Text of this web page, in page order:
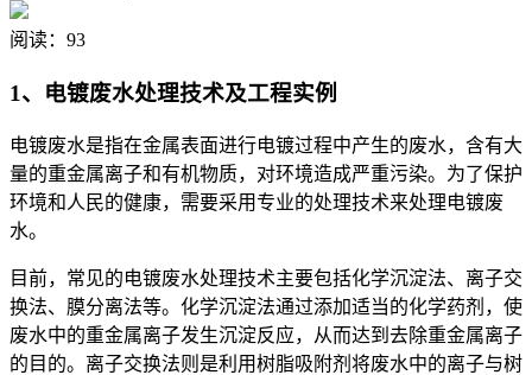
阅读：93
1、电镀废水处理技术及工程实例
电镀废水是指在金属表面进行电镀过程中产生的废水，含有大
量的重金属离子和有机物质，对环境造成严重污染。为了保护
环境和人民的健康，需要采用专业的处理技术来处理电镀废
水。
目前，常见的电镀废水处理技术主要包括化学沉淀法、离子交
换法、膜分离法等。化学沉淀法通过添加适当的化学药剂，使
废水中的重金属离子发生沉淀反应，从而达到去除重金属离子
的目的。离子交换法则是利用树脂吸附剂将废水中的离子与树